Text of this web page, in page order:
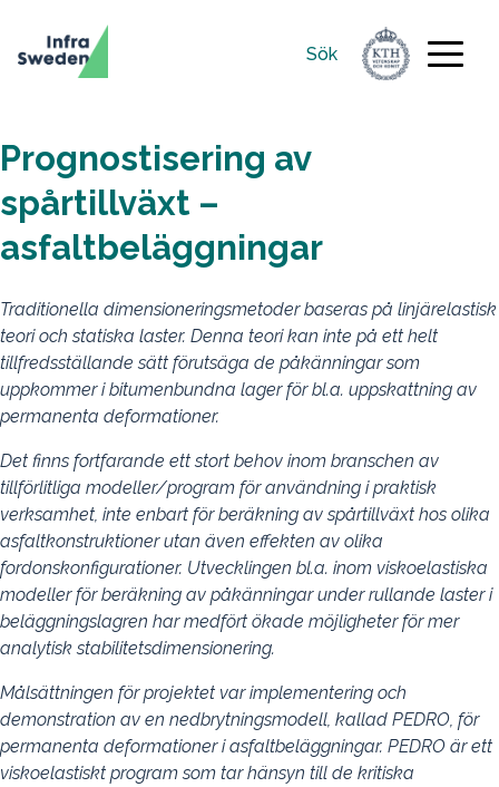
Sök
Sök
efter:
Prognostisering av
spårtillväxt –
asfaltbeläggningar
Traditionella dimensioneringsmetoder baseras på linjärelastisk
teori och statiska laster. Denna teori kan inte på ett helt
tillfredsställande sätt förutsäga de påkänningar som
uppkommer i bitumenbundna lager för bl.a. uppskattning av
permanenta deformationer.
Det finns fortfarande ett stort behov inom branschen av
tillförlitliga modeller/program för användning i praktisk
verksamhet, inte enbart för beräkning av spårtillväxt hos olika
asfaltkonstruktioner utan även effekten av olika
fordonskonfigurationer. Utvecklingen bl.a. inom viskoelastiska
modeller för beräkning av påkänningar under rullande laster i
beläggningslagren har medfört ökade möjligheter för mer
analytisk stabilitetsdimensionering.
Målsättningen för projektet var implementering och
demonstration av en nedbrytningsmodell, kallad PEDRO, för
permanenta deformationer i asfaltbeläggningar. PEDRO är ett
viskoelastiskt program som tar hänsyn till de kritiska